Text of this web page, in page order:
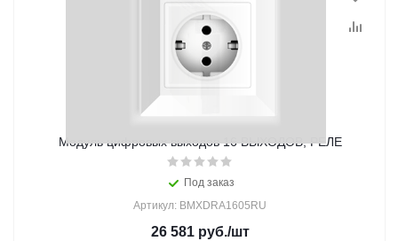
Модуль цифровых выходов 16 ВЫХОДОВ, РЕЛЕ
Под заказ
Артикул: BMXDRA1605RU
26 581руб./шт